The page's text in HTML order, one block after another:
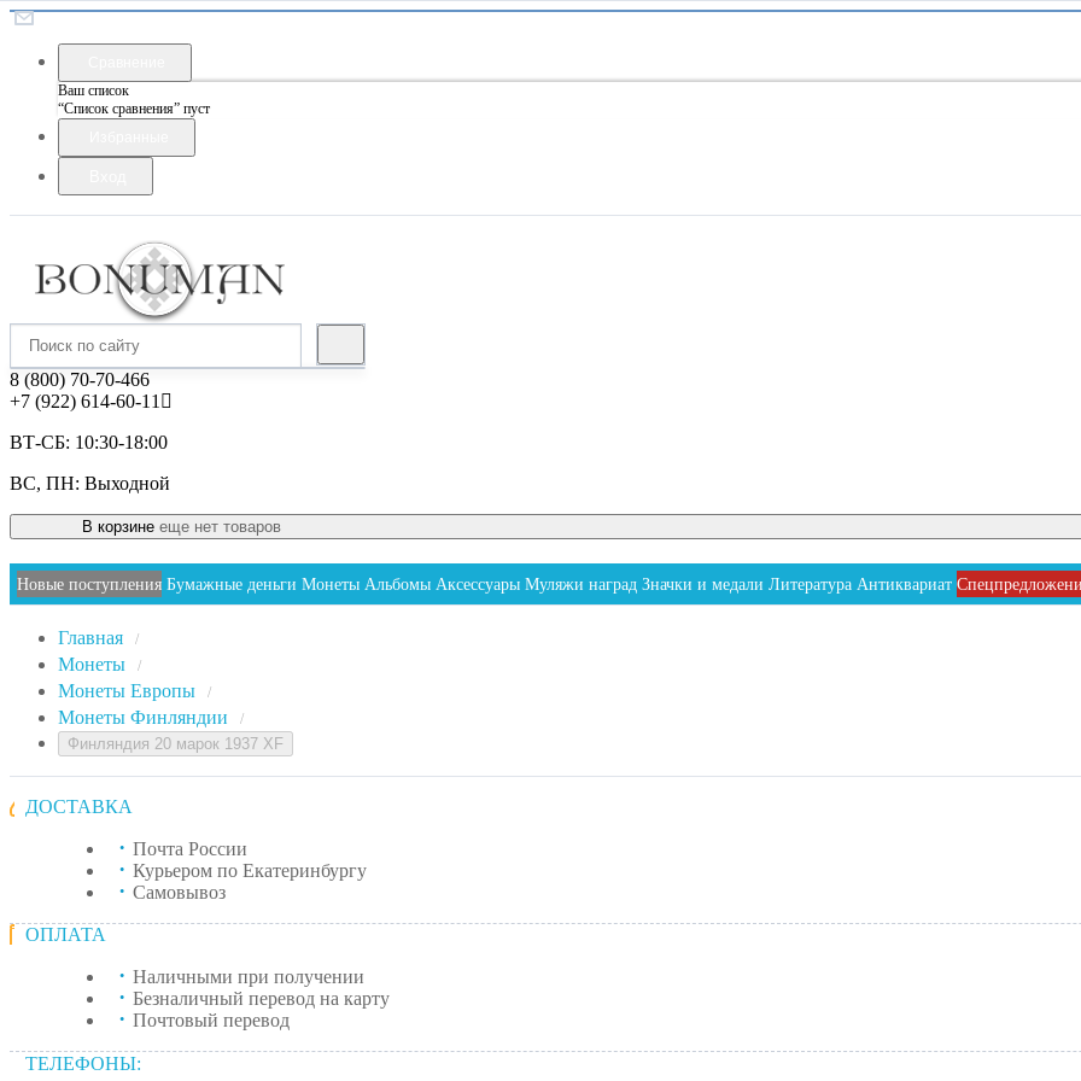
Ваш список
“Список сравнения” пуст
8 (800) 70-70-466
+7 (922) 614-60-11
ВТ-СБ: 10:30-18:00
ВС, ПН: Выходной
В корзине еще нет товаров
Новые поступления Бумажные деньги Монеты Альбомы Аксессуары Муляжи наград Значки и медали Литература Антиквариат
Главная /
Монеты /
Монеты Европы /
Монеты Финляндии /
Финляндия 20 марок 1937 XF
ДОСТАВКА
Почта России
Курьером по Екатеринбургу
Самовывоз
ОПЛАТА
Наличными при получении
Безналичный перевод на карту
Почтовый перевод
ТЕЛЕФОНЫ: